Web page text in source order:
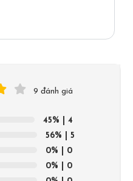
9 đánh giá
45% | 4
56% | 5
0% | 0
0% | 0